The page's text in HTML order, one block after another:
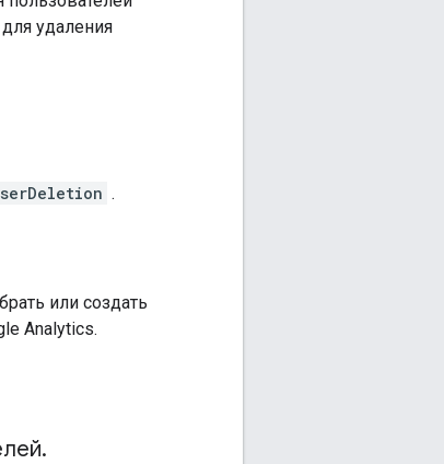
удаления
.
или создать
Analytics.
.